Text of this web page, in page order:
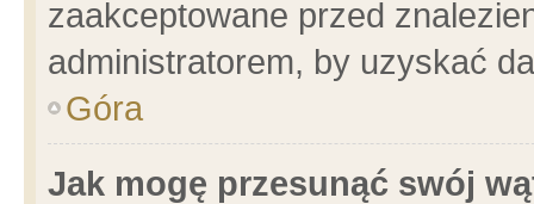
zaakceptowane przed
administratorem, by uzyskać
Góra
Jak mogę przesunąć swój